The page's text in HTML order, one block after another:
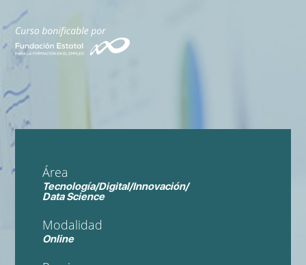
Área
Tecnología/Digital/Innovación/
Data Science
Modalidad
Online